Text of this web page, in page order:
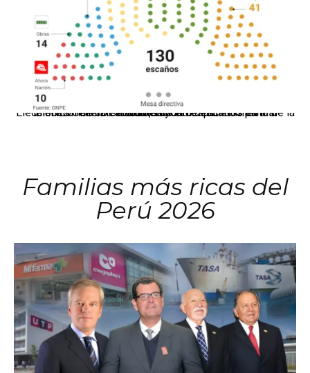
El JNE oficializó la distribución de escaños para la elección de 60 senadores y 130 diputados en las Elecciones Generales 2026, tras el restablecimiento de la Bicameralidad.
Familias más ricas del
Perú 2026